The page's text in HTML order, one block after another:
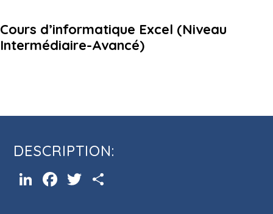
COMMUNICATION@CFIQ.CA
Cours d’informatique Excel (Niveau
Intermédiaire-Avancé)
DESCRIPTION:
LinkedInFacebookTwitter